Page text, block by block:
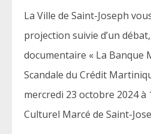
La Ville de Saint-Joseph
projection suivie d’un
documentaire « La Banque
Scandale du Crédit
mercredi 23 octobre 2024 à
Culturel Marcé de Saint-